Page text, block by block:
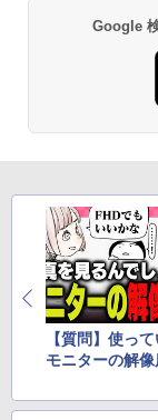
Google
【質問】使っ
モニターの解像